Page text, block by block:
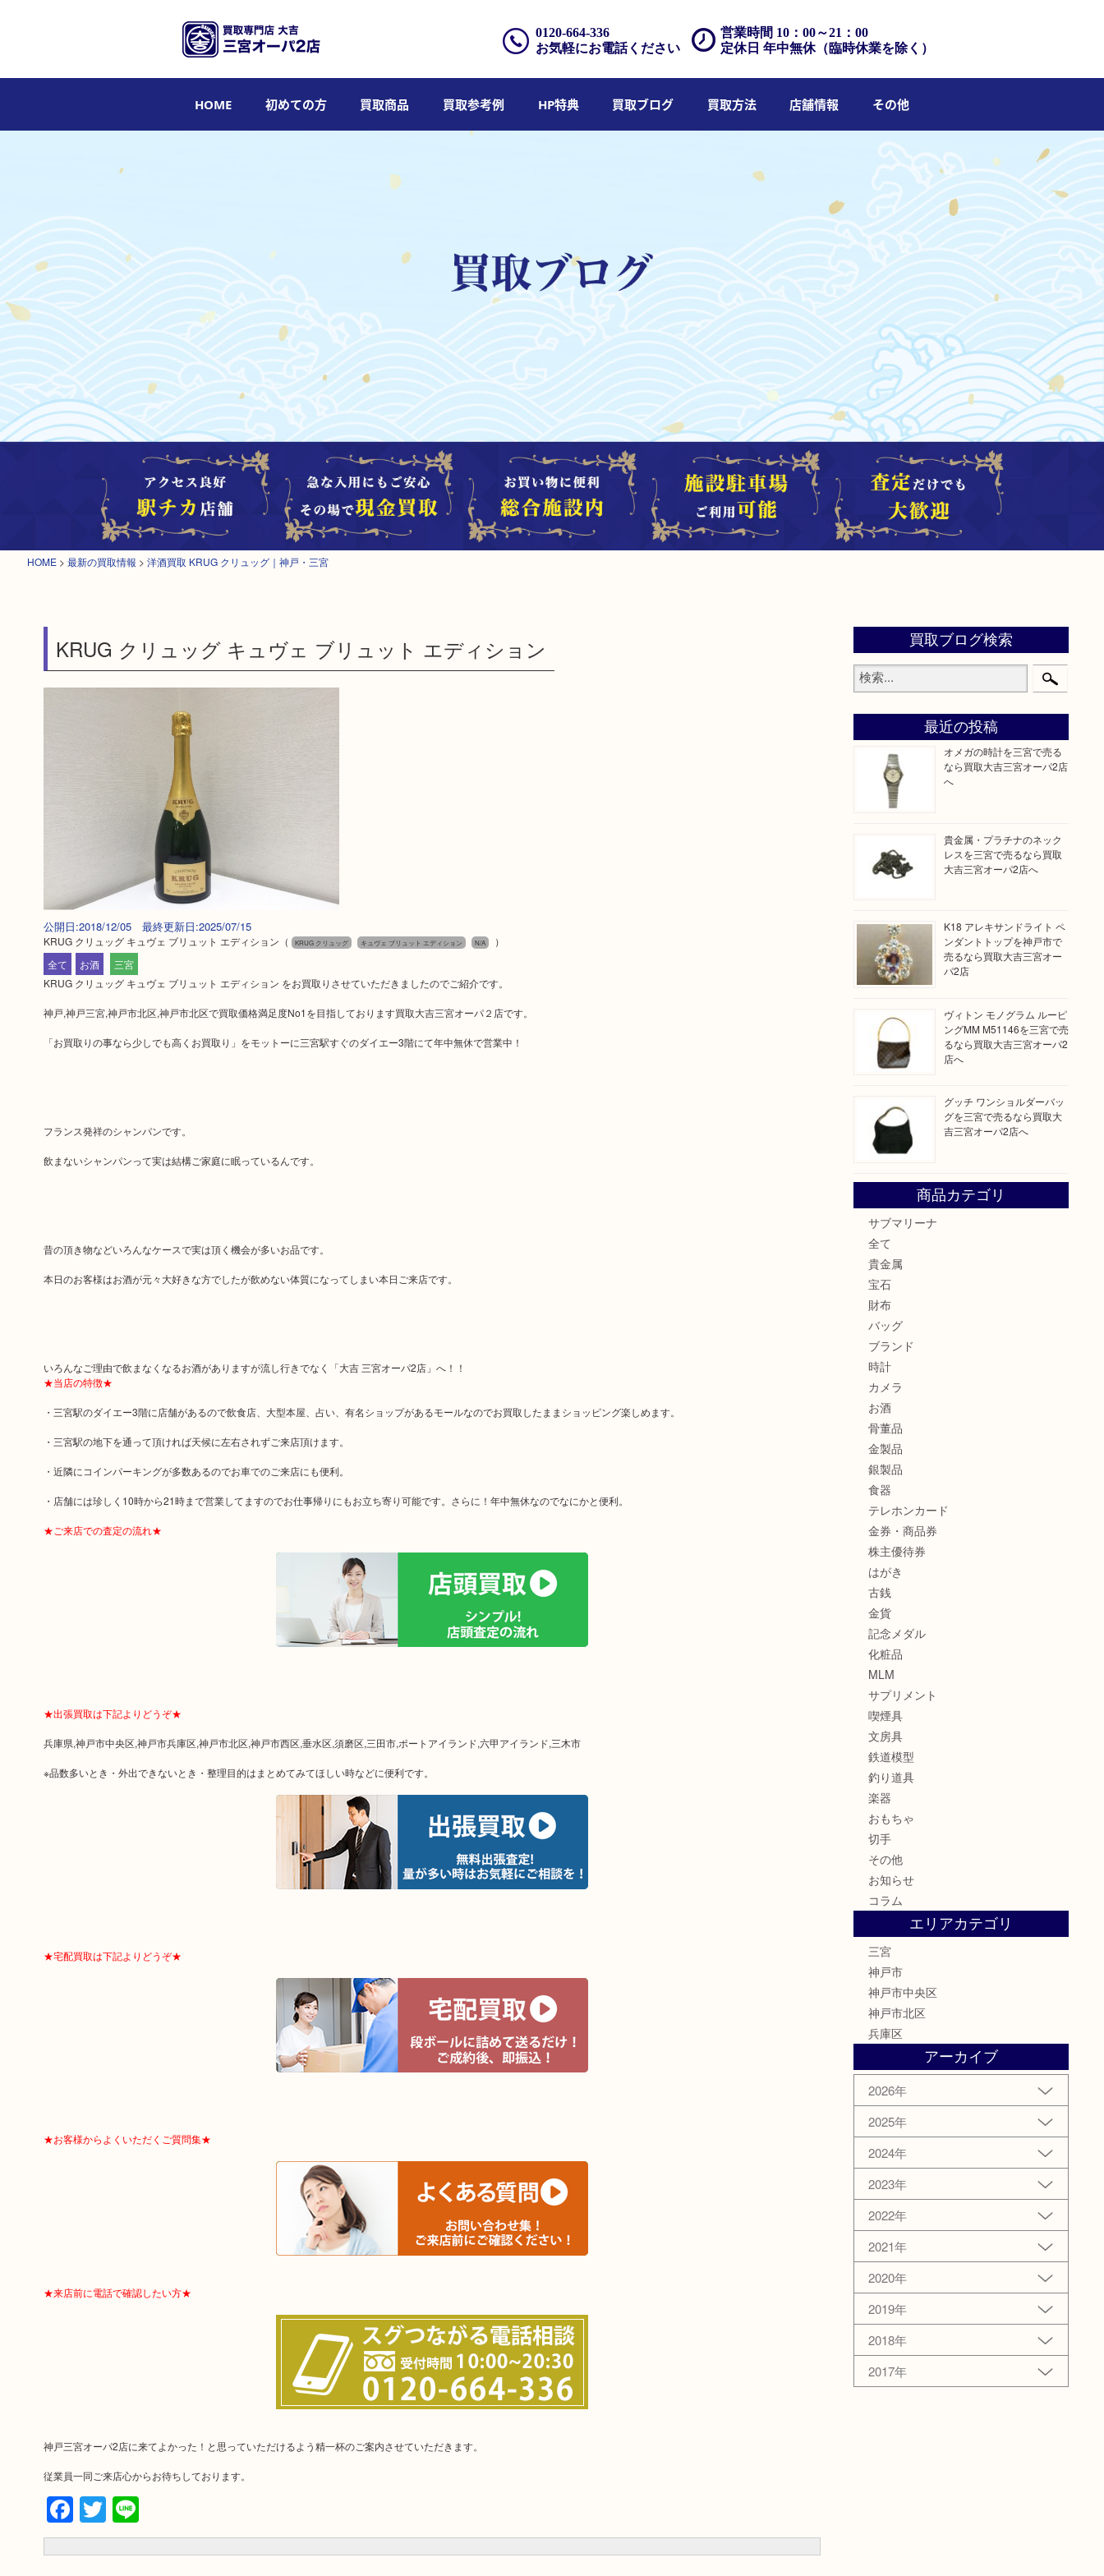
営業時間 10：00～21：00
定休日 年中無休（臨時休業を除く）
0120-664-336
お気軽にお電話ください
HOME 初めての方 買取商品 買取参考例 HP特典 買取ブログ 買取方法 店舗情報 その他
HOME > 最新の買取情報 > 洋酒買取 KRUG クリュッグ｜神戸・三宮
KRUG クリュッグ キュヴェ ブリュット エディション
公開日:2018/12/05 最終更新日:2025/07/15
KRUG クリュッグ キュヴェ ブリュット エディション （ KRUG クリュッグ キュヴェ ブリュット エディション N/A
）
全て
お酒
三宮
KRUG クリュッグ キュヴェ ブリュット エディション をお買取りさせていただきましたのでご紹介です。
神戸,神戸三宮,神戸市北区,神戸市北区で買取価格満足度No1を目指しております買取大吉三宮オーパ２店です。
「お買取りの事なら少しでも高くお買取り」をモットーに三宮駅すぐのダイエー3階にて年中無休で営業中！
フランス発祥のシャンパンです。
飲まないシャンパンって実は結構ご家庭に眠っているんです。
昔の頂き物などいろんなケースで実は頂く機会が多いお品です。
本日のお客様はお酒が元々大好きな方でしたが飲めない体質になってしまい本日ご来店です。
いろんなご理由で飲まなくなるお酒がありますが流し行きでなく「大吉 三宮オーパ2店」へ！！
★当店の特徴★
・三宮駅のダイエー3階に店舗があるので飲食店、大型本屋、占い、有名ショップがあるモールなのでお買取したままショッピング楽しめます。
・三宮駅の地下を通って頂ければ天候に左右されずご来店頂けます。
・近隣にコインパーキングが多数あるのでお車でのご来店にも便利。
・店舗には珍しく10時から21時まで営業してますのでお仕事帰りにもお立ち寄り可能です。さらに！年中無休なのでなにかと便利。
★ご来店での査定の流れ★
★出張買取は下記よりどうぞ★
兵庫県,神戸市中央区,神戸市兵庫区,神戸市北区,神戸市西区,垂水区,須磨区,三田市,ポートアイランド,六甲アイランド,三木市
※品数多いとき・外出できないとき・整理目的はまとめてみてほしい時などに便利です。
★宅配買取は下記よりどうぞ★
★お客様からよくいただくご質問集★
★来店前に電話で確認したい方★
神戸三宮オーパ2店に来てよかった！と思っていただけるよう精一杯のご案内させていただきます。
従業員一同ご来店心からお待ちしております。
Facebook
Twitter
Line
買取ブログ検索
最近の投稿
オメガの時計を三宮で売る
なら買取大吉三宮オーパ2店
へ
貴金属・プラチナのネック
レスを三宮で売るなら買取
大吉三宮オーパ2店へ
K18 アレキサンドライト ペ
ンダントトップを神戸市で
売るなら買取大吉三宮オー
パ2店
ヴィトン モノグラム ルーピ
ングMM M51146を三宮で売
るなら買取大吉三宮オーパ2
店へ
グッチ ワンショルダーバッ
グを三宮で売るなら買取大
吉三宮オーパ2店へ
商品カテゴリ
サブマリーナ
全て
貴金属
宝石
財布
バッグ
ブランド
時計
カメラ
お酒
骨董品
金製品
銀製品
食器
テレホンカード
金券・商品券
株主優待券
はがき
古銭
金貨
記念メダル
化粧品
MLM
サプリメント
喫煙具
文房具
鉄道模型
釣り道具
楽器
おもちゃ
切手
その他
お知らせ
コラム
エリアカテゴリ
三宮
神戸市
神戸市中央区
神戸市北区
兵庫区
アーカイブ
2026年
2025年
2024年
2023年
2022年
2021年
2020年
2019年
2018年
2017年